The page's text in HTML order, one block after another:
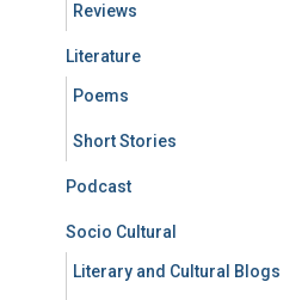
Reviews
Literature
Poems
Short Stories
Podcast
Socio Cultural
Literary and Cultural Blogs